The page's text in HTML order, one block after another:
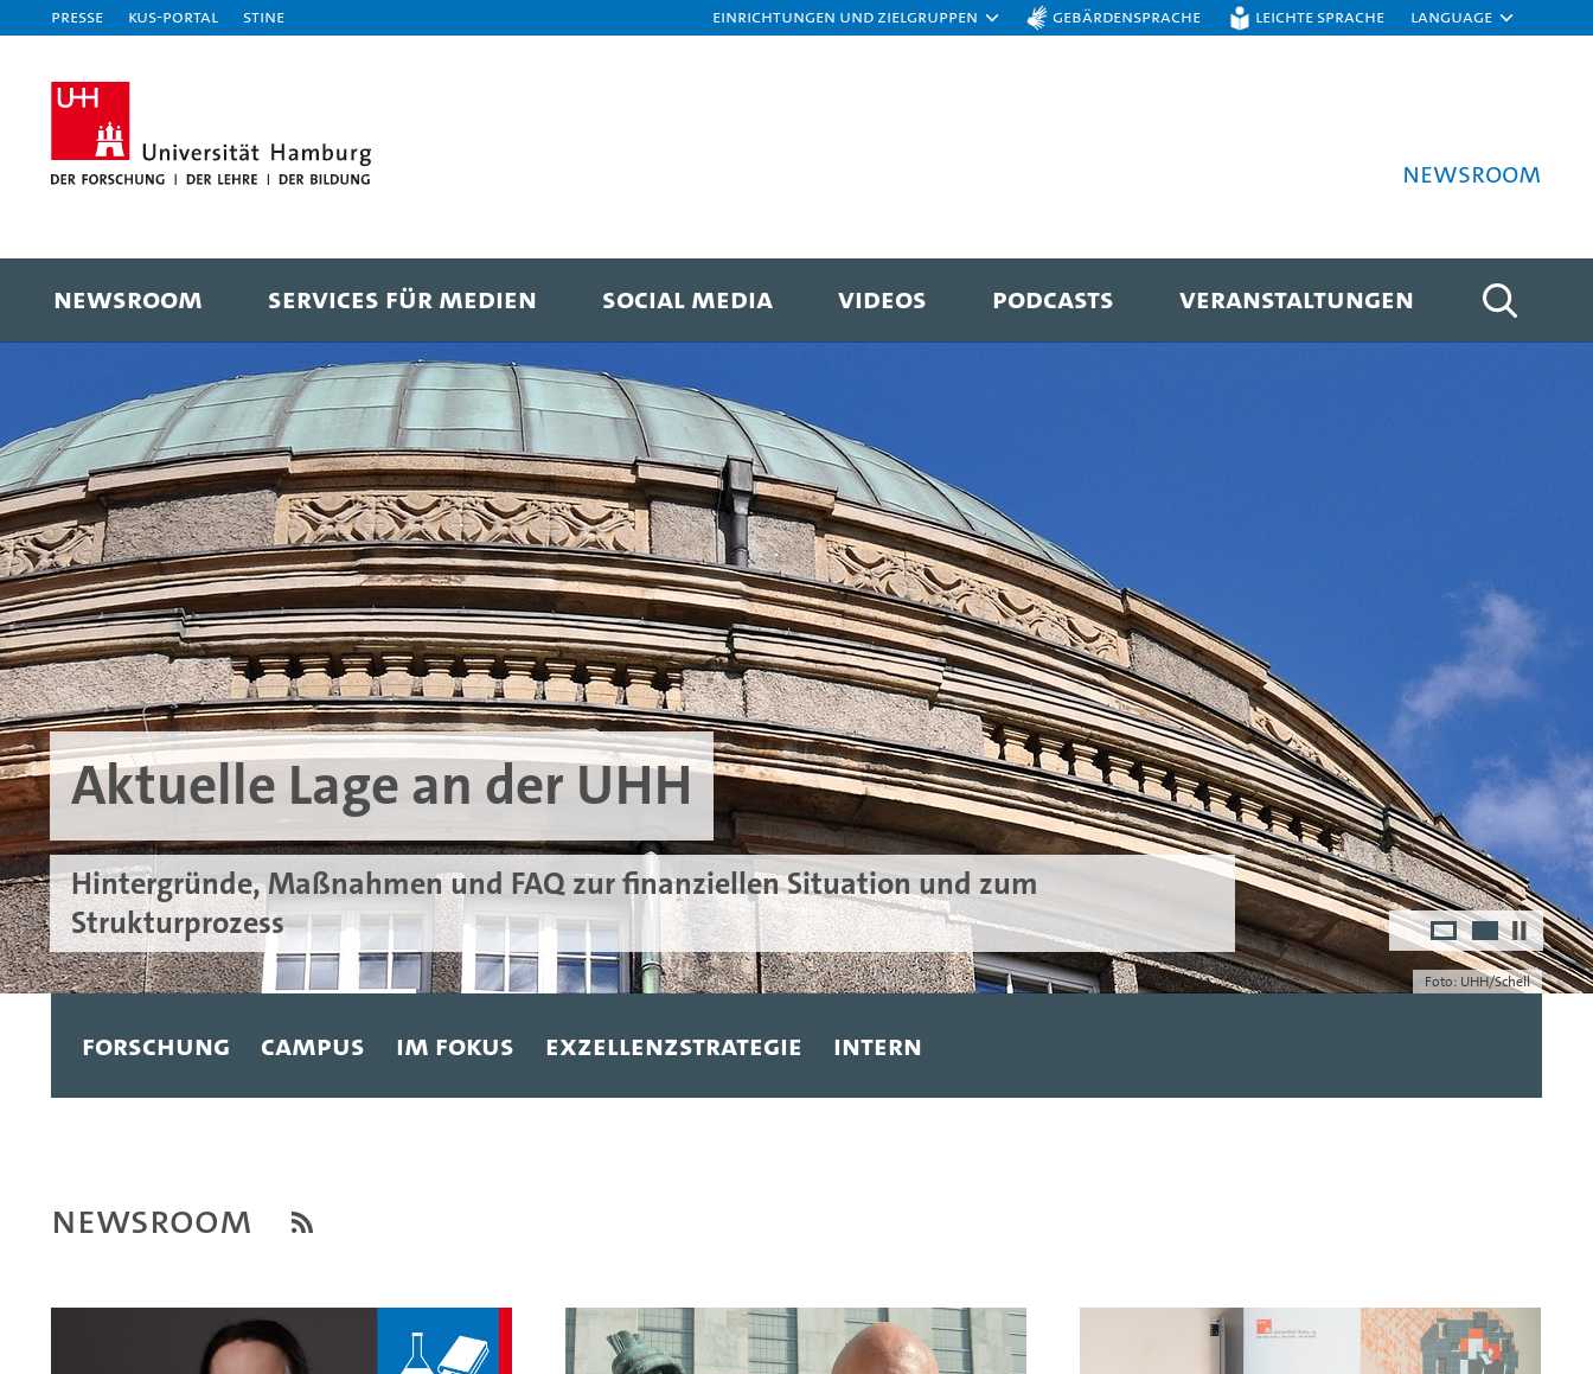
Presse KUS-Portal STiNE Einrichtungen und Zielgruppen Gebärdensprache Leichte Sprache Language
Newsroom
NEWSROOM SERVICES FÜR MEDIEN SOCIAL MEDIA VIDEOS PODCASTS VERANSTALTUNGEN
Aktuelle Lage an der UHH
Hintergründe, Maßnahmen und FAQ zur finanziellen Situation und zum
Strukturprozess
Foto: UHH/Vogiatzis
Kurz und knapp
Kurzmeldungen 1
Forschung Campus Im Fokus Exzellenzstrategie Intern
Newsroom